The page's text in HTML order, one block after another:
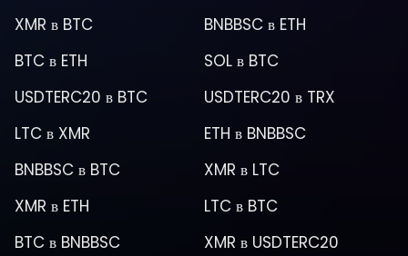
XMR в BTC BNBBSC в ETH
BTC в ETH SOL в BTC
USDTERC20 в BTC USDTERC20 в TRX
LTC в XMR ETH в BNBBSC
BNBBSC в BTC XMR в LTC
XMR в ETH LTC в BTC
BTC в BNBBSC XMR в USDTERC20